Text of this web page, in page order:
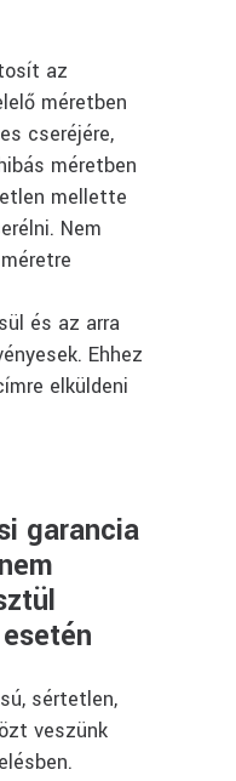
az
méretben
cseréjére,
méretben
mellette
Nem
és az arra
Ehhez
elküldeni
garancia
sértetlen,
veszünk